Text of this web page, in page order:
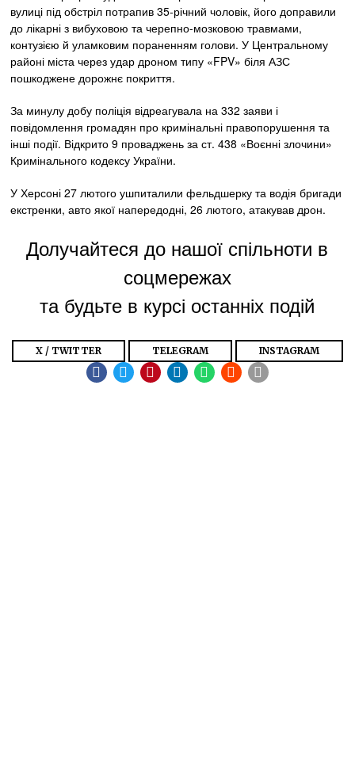
вулиці під обстріл потрапив 35-річний чоловік, його доправили
до лікарні з вибуховою та черепно-мозковою травмами,
контузією й уламковим пораненням голови. У Центральному
районі міста через удар дроном типу «FPV» біля АЗС
пошкоджене дорожнє покриття.
За минулу добу поліція відреагувала на 332 заяви і
повідомлення громадян про кримінальні правопорушення та
інші події. Відкрито 9 проваджень за ст. 438 «Воєнні злочини»
Кримінального кодексу України.
У Херсоні 27 лютого ушпиталили фельдшерку та водія бригади
екстренки, авто якої напередодні, 26 лютого, атакував дрон.
Долучайтеся до нашої спільноти в
соцмережах
та будьте в курсі останніх подій
X / TWITTER TELEGRAM INSTAGRAM